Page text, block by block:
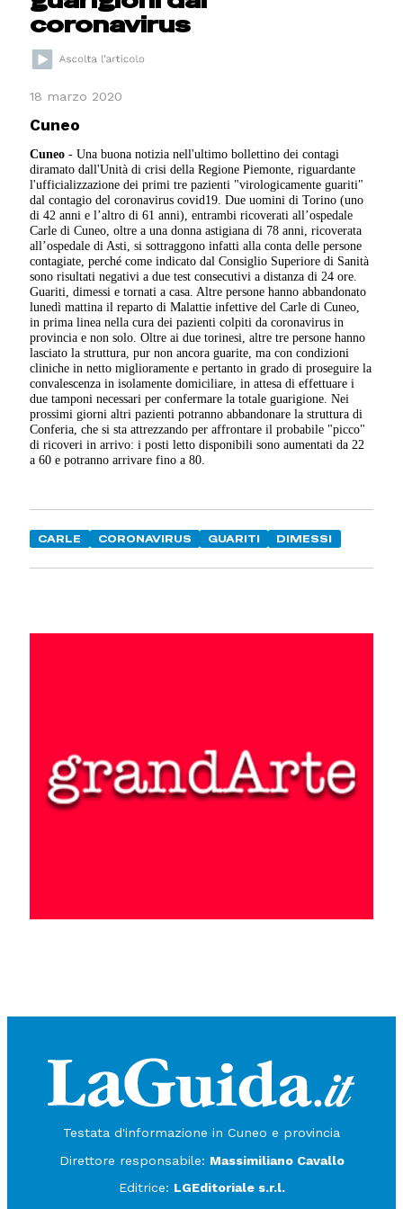
coronavirus
18 marzo 2020
Cuneo
Cuneo - Una buona notizia nell'ultimo bollettino dei contagi
diramato dall'Unità di crisi della Regione Piemonte, riguardante
l'ufficializzazione dei primi tre pazienti "virologicamente guariti"
dal contagio del coronavirus covid19. Due uomini di Torino (uno
di 42 anni e l’altro di 61 anni), entrambi ricoverati all’ospedale
Carle di Cuneo, oltre a una donna astigiana di 78 anni, ricoverata
all’ospedale di Asti, si sottraggono infatti alla conta delle persone
contagiate, perché come indicato dal Consiglio Superiore di Sanità
sono risultati negativi a due test consecutivi a distanza di 24 ore.
Guariti, dimessi e tornati a casa. Altre persone hanno abbandonato
lunedì mattina il reparto di Malattie infettive del Carle di Cuneo,
in prima linea nella cura dei pazienti colpiti da coronavirus in
provincia e non solo. Oltre ai due torinesi, altre tre persone hanno
lasciato la struttura, pur non ancora guarite, ma con condizioni
cliniche in netto miglioramente e pertanto in grado di proseguire la
convalescenza in isolamente domiciliare, in attesa di effettuare i
due tamponi necessari per confermare la totale guarigione. Nei
prossimi giorni altri pazienti potranno abbandonare la struttura di
Conferia, che si sta attrezzando per affrontare il probabile "picco"
di ricoveri in arrivo: i posti letto disponibili sono aumentati da 22
a 60 e potranno arrivare fino a 80.
CARLE CORONAVIRUS GUARITI DIMESSI
Testata d'informazione in Cuneo e provincia
Direttore responsabile: Massimiliano Cavallo
Editrice: LGEditoriale s.r.l.